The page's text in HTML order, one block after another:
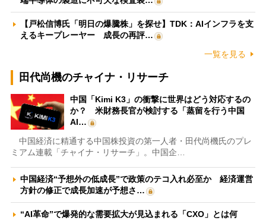
【戸松信博氏「明日の爆騰株」を探せ】TDK：AIインフラを支
えるキープレーヤー 成長の再評…
一覧を見る
田代尚機のチャイナ・リサーチ
中国「Kimi K3」の衝撃に世界はどう対応するの
か？ 米財務長官が検討する「蒸留を行う中国
AI…
中国経済に精通する中国株投資の第一人者・田代尚機氏のプレ
ミアム連載「チャイナ・リサーチ」。中国企…
中国経済“予想外の低成長”で政策のテコ入れ必至か 経済運営
方針の修正で成長加速が予想さ…
“AI革命”で爆発的な需要拡大が見込まれる「CXO」とは何